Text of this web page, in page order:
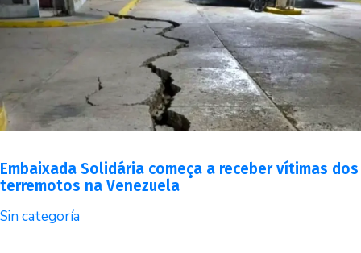
Embaixada Solidária começa a receber vítimas dos
terremotos na Venezuela
Sin categoría